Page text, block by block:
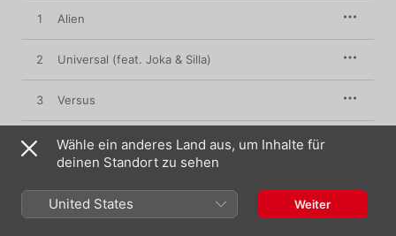
1 Alien
2 Universal (feat. Joka & Silla)
3 Versus
4 Muhammad Ali (feat. Ali As)
6 Zuhause Ist Wir (feat. Lito)
Wähle ein anderes Land aus, um Inhalte für
deinen Standort zu sehen
United States Weiter